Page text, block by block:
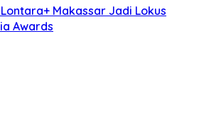
Makassar Jadi Lokus
Awards